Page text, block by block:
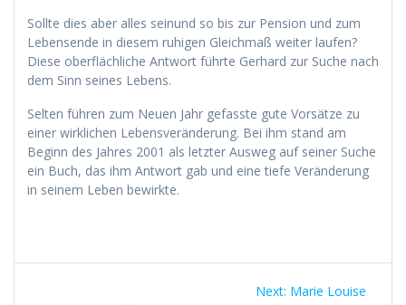
Sollte dies aber alles seinund so bis zur Pension und zum
Lebensende in diesem ruhigen Gleichmaß weiter laufen?
Diese oberflächliche Antwort führte Gerhard zur Suche nach
dem Sinn seines Lebens.
Selten führen zum Neuen Jahr gefasste gute Vorsätze zu
einer wirklichen Lebensveränderung. Bei ihm stand am
Beginn des Jahres 2001 als letzter Ausweg auf seiner Suche
ein Buch, das ihm Antwort gab und eine tiefe Veränderung
in seinem Leben bewirkte.
BeitragsnavigationNext: Next
Marie Louise